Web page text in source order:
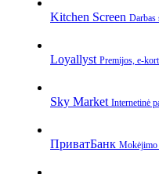
Kitchen Screen Darbas
Loyallyst Premijos,
Sky Market Internetinė
ПриватБанк Mokėjimo